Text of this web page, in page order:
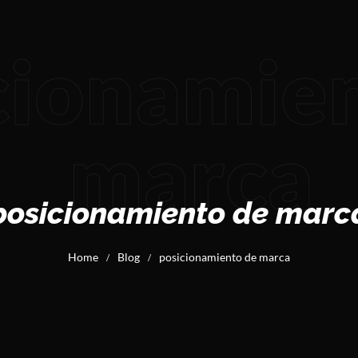
marca
de
Home / Blog / posicionamiento de marca